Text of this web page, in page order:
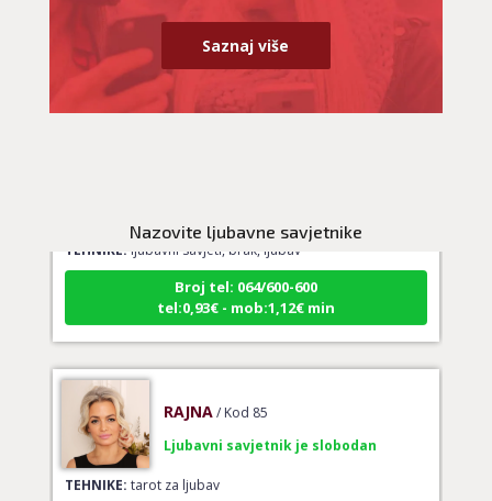
Saznaj više
Nazovite ljubavne savjetnike
ljubavni savjeti, brak, ljubav
Broj tel: 064/600-600
tel:0,93€ - mob:1,12€ min
RAJNA / Kod 85
Ljubavni savjetnik je slobodan
TEHNIKE:tarot za ljubav